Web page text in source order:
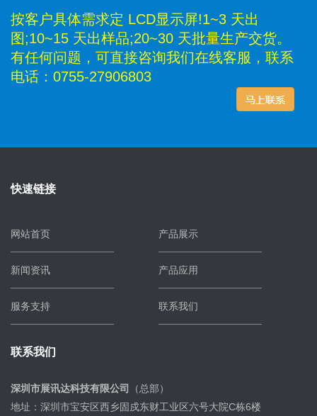
按客户具体需求定 LCD显示屏!1~3 天出
图;10~15 天出样品;20~30 天批量生产交货。
有任何问题，可直接咨询我们在线客服，联系
电话：0755-27906803
快速链接
网站首页 产品展示
新闻资讯 产品应用
服务支持 联系我们
联系我们
深圳市展讯达科技有限公司
（总部）
地址：深圳市宝安区西乡固戍东财工业区六号大院C栋6楼